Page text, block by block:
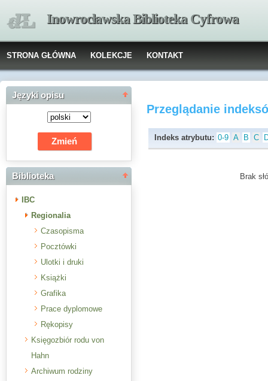
Inowrocławska Biblioteka Cyfrowa
STRONA GŁÓWNA KOLEKCJE KONTAKT
Języki opisu
Biblioteka
IBC
Regionalia
Czasopisma
Pocztówki
Ulotki i druki
Książki
Grafika
Prace dyplomowe
Rękopisy
Księgozbiór rodu von
Hahn
Archiwum rodziny
Przeglądanie
Indeks atrybutu: 0-9 A B C
Brak